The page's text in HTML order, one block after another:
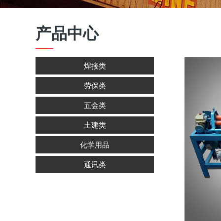
产品中心
焊接类
劳保类
五金类
土建类
化学用品
通讯类